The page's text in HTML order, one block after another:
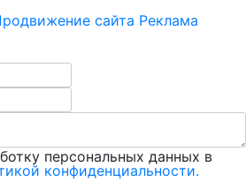
сайта Реклама
персональных данных в
конфиденциальности.